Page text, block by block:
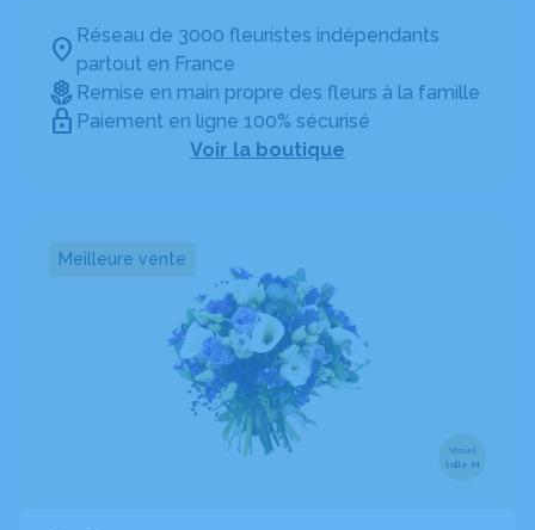
Réseau de 3000 fleuristes indépendants
partout en France
Remise en main propre des fleurs à la famille
Paiement en ligne 100% sécurisé
Voir la boutique
Meilleure vente
Visuel
taille M